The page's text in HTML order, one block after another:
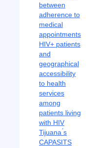
between
adherence to
medical
appointments
HIV+ patients
and
geographical
accessibility
to health
services
among
patients living
with HIV
Tijuana ́s
CAPASITS